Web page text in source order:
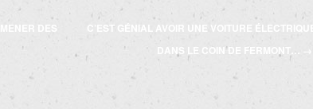
DES
C’EST GÉNIAL AVOIR UNE VOITURE ÉLECTRIQUE
DANS LE COIN DE FERMONT… →